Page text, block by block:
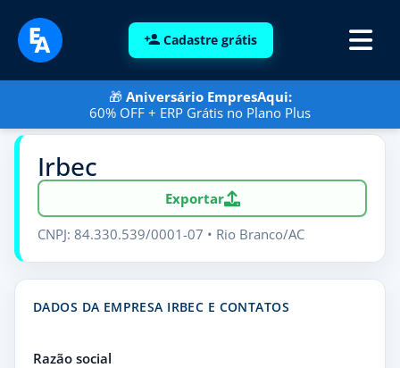
Cadastre grátis
🎁 Aniversário EmpresAqui:
60% OFF + ERP Grátis no Plano Plus
Irbec
Exportar
CNPJ: 84.330.539/0001-07 • Rio Branco/AC
DADOS DA EMPRESA IRBEC E CONTATOS
Razão social